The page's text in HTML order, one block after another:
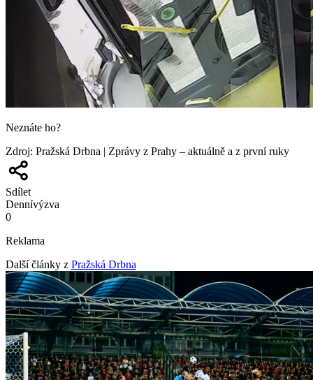
Neznáte ho?
Zdroj: Pražská Drbna | Zprávy z Prahy – aktuálně a z první ruky
Sdílet
Dennívýzva
0
Reklama
Další články z Pražská Drbna